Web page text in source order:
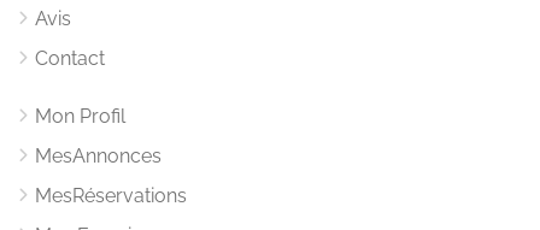
Avis
Contact
Mon Profil
MesAnnonces
MesRéservations